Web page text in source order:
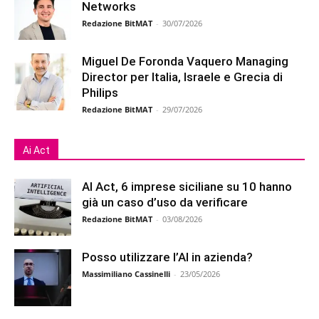
Networks
Redazione BitMAT - 30/07/2026
Miguel De Foronda Vaquero Managing
Director per Italia, Israele e Grecia di
Philips
Redazione BitMAT - 29/07/2026
Ai Act
AI Act, 6 imprese siciliane su 10 hanno
già un caso d’uso da verificare
Redazione BitMAT - 03/08/2026
Posso utilizzare l’AI in azienda?
Massimiliano Cassinelli - 23/05/2026